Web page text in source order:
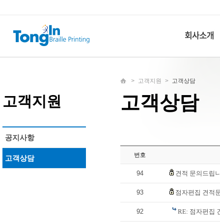
고객지원
공지사항
고객상담
> 고객지원 > 고객상담
고객상담
번호
94 견적 문의드립
93 점자편집 견적
92 RE: 점자편집